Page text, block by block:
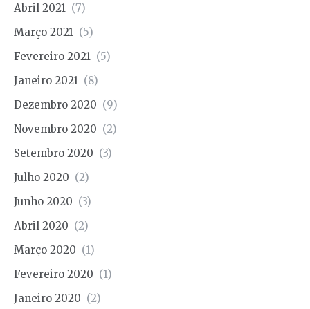
Abril 2021 (7)
Março 2021 (5)
Fevereiro 2021 (5)
Janeiro 2021 (8)
Dezembro 2020 (9)
Novembro 2020 (2)
Setembro 2020 (3)
Julho 2020 (2)
Junho 2020 (3)
Abril 2020 (2)
Março 2020 (1)
Fevereiro 2020 (1)
Janeiro 2020 (2)